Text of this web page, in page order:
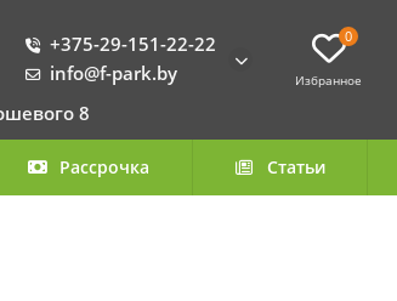
+375-29-151-22-22
info@f-park.by
0
Избранное
8
Рассрочка Статьи